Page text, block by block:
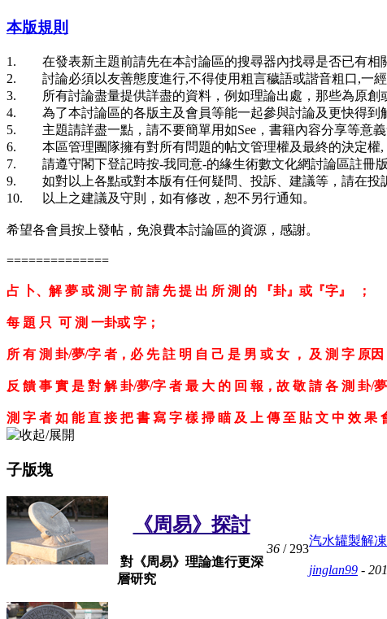
本版規則
1. 在發表新主題前請先在本討論區的搜尋器內找尋是否已有相
2. 討論必須以友善態度進行,不得使用粗言穢語或諧音粗口,一經
3. 所有討論盡量提供詳盡的資料，例如理論出處，那些為原創
4. 為了本討論區的各版主及會員等能一起參與討論及更快得到
5. 主題請詳盡一點，請不要簡單用如See，書籍內容分享等意
6. 本區管理團隊擁有對所有問題的帖文管理權及最終的決定權,
7. 請遵守閣下登記時按-我同意-的緣生術數文化網討論區註冊版
9. 如對以上各點或對本版有任何疑問、投訴、建議等，請在投
10. 以上之建議及守則，如有修改，恕不另行通知。
希望各會員按上發帖，免浪費本討論區的資源，感謝。
==============
占 卜、解 夢 或 測 字 前 請 先 提 出 所 測 的 『卦』或『字』 ；
每 題 只 可 測 一卦或 字；
所 有 測 卦/夢/字 者，必 先 註 明 自 己 是 男 或 女 ， 及 測 字 原因
反 饋 事 實 是 對 解 卦/夢/字 者 最 大 的 回 報，故 敬 請 各 測 卦/
測 字 者 如 能 直 接 把 書 寫 字 樣 掃 瞄 及 上 傳 至 貼 文 中 效 果
子版塊
《周易》探討
對《周易》理論進行更深
層研究
36 / 293
汽水罐製解
jinglan99 -